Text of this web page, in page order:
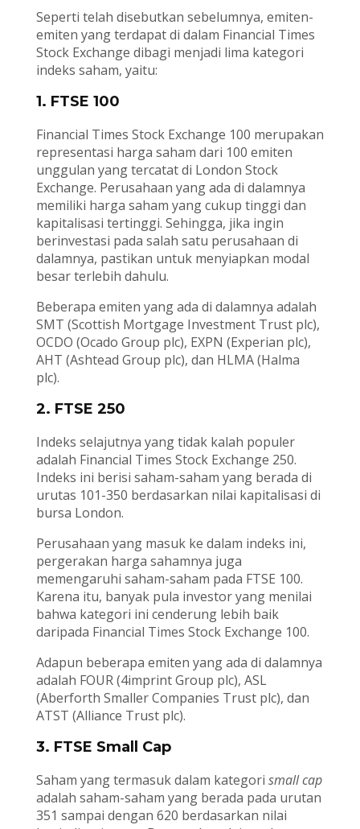
Seperti telah disebutkan sebelumnya, emiten-
emiten yang terdapat di dalam Financial Times
Stock Exchange dibagi menjadi lima kategori
indeks saham, yaitu:
1. FTSE 100
Financial Times Stock Exchange 100 merupakan
representasi harga saham dari 100 emiten
unggulan yang tercatat di London Stock
Exchange. Perusahaan yang ada di dalamnya
memiliki harga saham yang cukup tinggi dan
kapitalisasi tertinggi. Sehingga, jika ingin
berinvestasi pada salah satu perusahaan di
dalamnya, pastikan untuk menyiapkan modal
besar terlebih dahulu.
Beberapa emiten yang ada di dalamnya adalah
SMT (Scottish Mortgage Investment Trust plc),
OCDO (Ocado Group plc), EXPN (Experian plc),
AHT (Ashtead Group plc), dan HLMA (Halma
plc).
2. FTSE 250
Indeks selajutnya yang tidak kalah populer
adalah Financial Times Stock Exchange 250.
Indeks ini berisi saham-saham yang berada di
urutas 101-350 berdasarkan nilai kapitalisasi di
bursa London.
Perusahaan yang masuk ke dalam indeks ini,
pergerakan harga sahamnya juga
memengaruhi saham-saham pada FTSE 100.
Karena itu, banyak pula investor yang menilai
bahwa kategori ini cenderung lebih baik
daripada Financial Times Stock Exchange 100.
Adapun beberapa emiten yang ada di dalamnya
adalah FOUR (4imprint Group plc), ASL
(Aberforth Smaller Companies Trust plc), dan
ATST (Alliance Trust plc).
3. FTSE Small Cap
Saham yang termasuk dalam kategori small cap
adalah saham-saham yang berada pada urutan
351 sampai dengan 620 berdasarkan nilai